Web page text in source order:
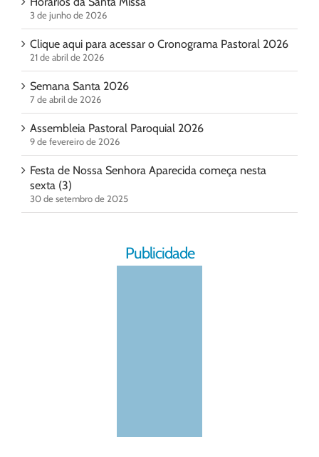
3 de junho de 2026
Clique aqui para acessar o Cronograma Pastoral 2026
21 de abril de 2026
Semana Santa 2026
7 de abril de 2026
Assembleia Pastoral Paroquial 2026
9 de fevereiro de 2026
Festa de Nossa Senhora Aparecida começa nesta
sexta (3)
30 de setembro de 2025
Publicidade